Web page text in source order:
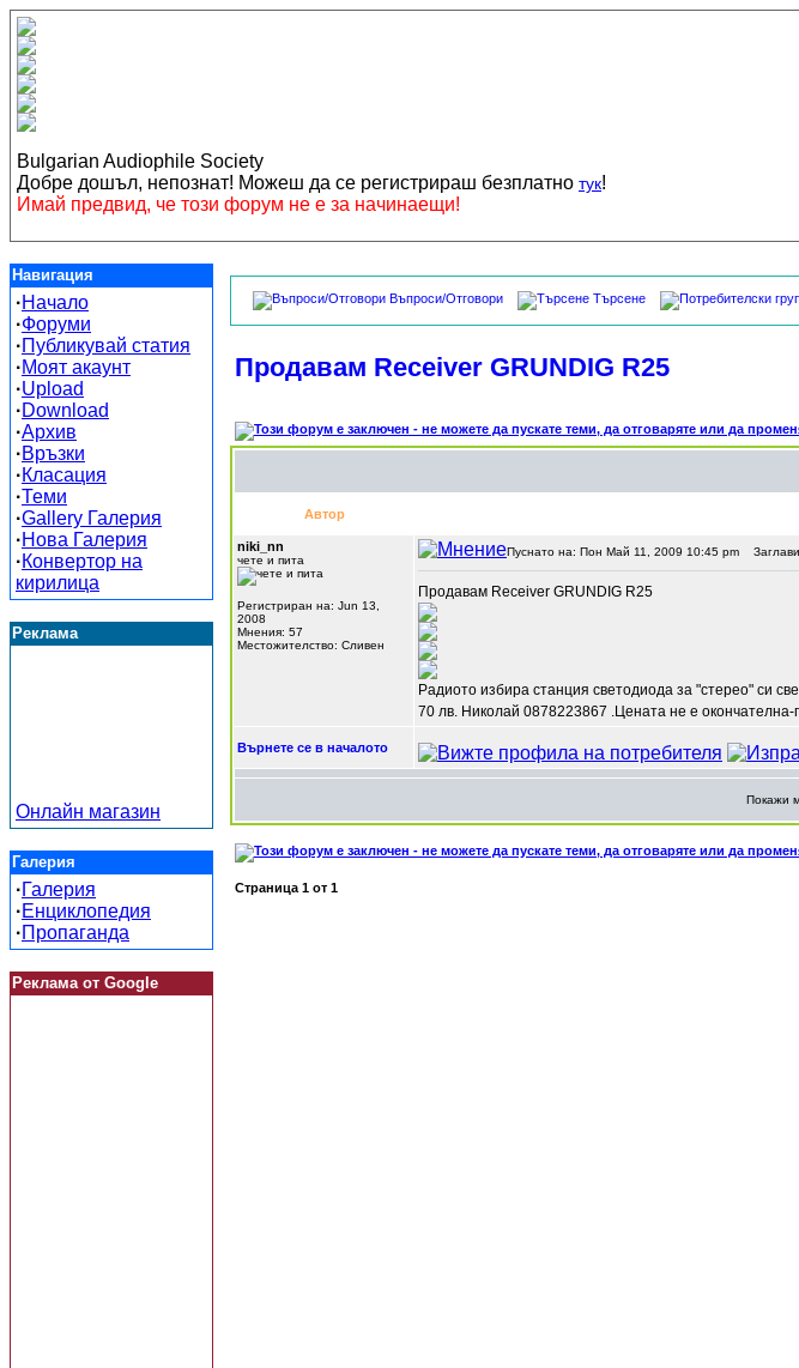
Bulgarian Audiophile Society
Добре дошъл, непознат! Можеш да се регистрираш безплатно тук!
Имай предвид, че този форум не е за начинаещи!
Навигация
·Начало
·Форуми
·Публикувай статия
·Моят акаунт
·Upload
·Download
·Архив
·Връзки
·Класация
·Теми
·Gallery Галерия
·Нова Галерия
·Конвертор на
кирилица
Реклама
Онлайн магазин
Галерия
·Галерия
·Енциклопедия
·Пропаганда
Реклама от Google
Въпроси/Отговори Търсене
Продавам Receiver GRUNDIG R25
Автор
niki_nn
чете и пита
Регистриран на: Jun 13,
2008
Мнения: 57
Местожителство: Сливен
Пуснато на: Пон Май 11, 2009 10:45 pm
Продавам Receiver GRUNDIG R25
Радиото избира станция светодиода за "стерео" си
70 лв. Николай 0878223867 .Цената не е
Върнете се в началото
Покажи
Страница 1 от 1